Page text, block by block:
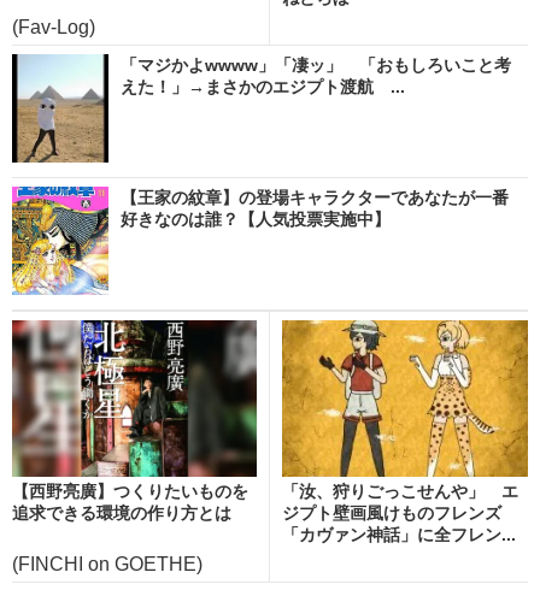
(Fav-Log)
「マジかよwwww」「凄ッ」 「おもしろいこと考
えた！」→まさかのエジプト渡航 ...
【王家の紋章】の登場キャラクターであなたが一番
好きなのは誰？【人気投票実施中】
【西野亮廣】つくりたいものを
追求できる環境の作り方とは
(FINCHI on GOETHE)
「汝、狩りごっこせんや」 エ
ジプト壁画風けものフレンズ
「カヴァン神話」に全フレン...